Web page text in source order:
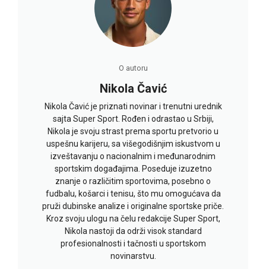
O autoru
Nikola Čavić
Nikola Čavić je priznati novinar i trenutni urednik
sajta Super Sport. Rođen i odrastao u Srbiji,
Nikola je svoju strast prema sportu pretvorio u
uspešnu karijeru, sa višegodišnjim iskustvom u
izveštavanju o nacionalnim i međunarodnim
sportskim događajima. Poseduje izuzetno
znanje o različitim sportovima, posebno o
fudbalu, košarci i tenisu, što mu omogućava da
pruži dubinske analize i originalne sportske priče.
Kroz svoju ulogu na čelu redakcije Super Sport,
Nikola nastoji da održi visok standard
profesionalnosti i tačnosti u sportskom
novinarstvu.